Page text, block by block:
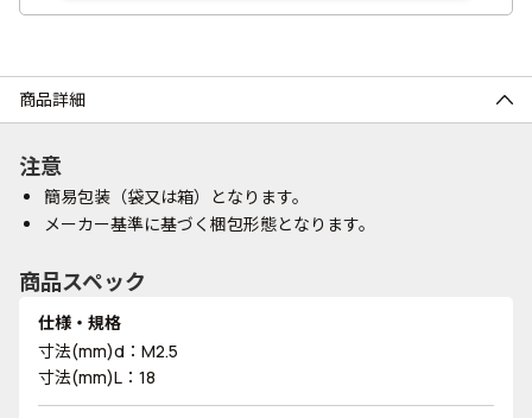
商品詳細
注意
簡易包装（袋又は箱）となります。
メーカー基準に基づく梱包形態となります。
商品スペック
仕様・規格
寸法(mm)d：M2.5
寸法(mm)L：18